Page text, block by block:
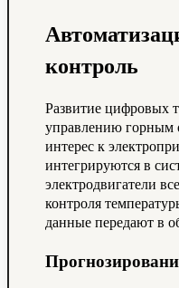
контроль
Развитие цифровых
управлению горным
интерес к
интегрируются в
электродвигатели
контроля
данные передают в